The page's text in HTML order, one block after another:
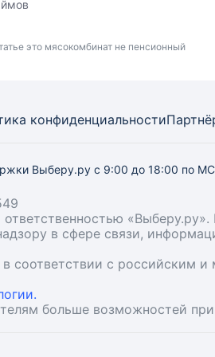
это мясокомбинат не пенсионный
конфиденциальности
Выберу.ру с 9:00 до 18:00 по
ответственностью
в сфере связи,
соответствии с российским
больше возможностей